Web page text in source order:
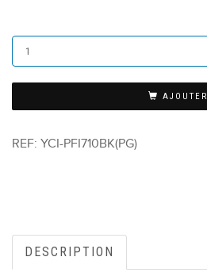
AJOUTER
REF: YCI-PFI710BK(PG)
DESCRIPTION